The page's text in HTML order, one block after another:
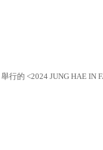
舉行的 <2024 JUNG HAE IN